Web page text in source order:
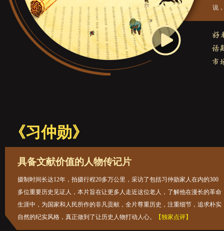
说
《习仲勋》
具备文献价值的人物传记片
摄制时间长达12年，拍摄行程20多万公里，采访了包括习仲勋家人在内的300
多位重要历史见证人，本片旨在让更多人走近这位老人，了解他在漫长的革命
生涯中，为国家和人民所作的非凡贡献，全片尊重历史，注重细节，追求朴实
自然的纪实风格，真正做到了让历史人物打动人心。
【独家点评】